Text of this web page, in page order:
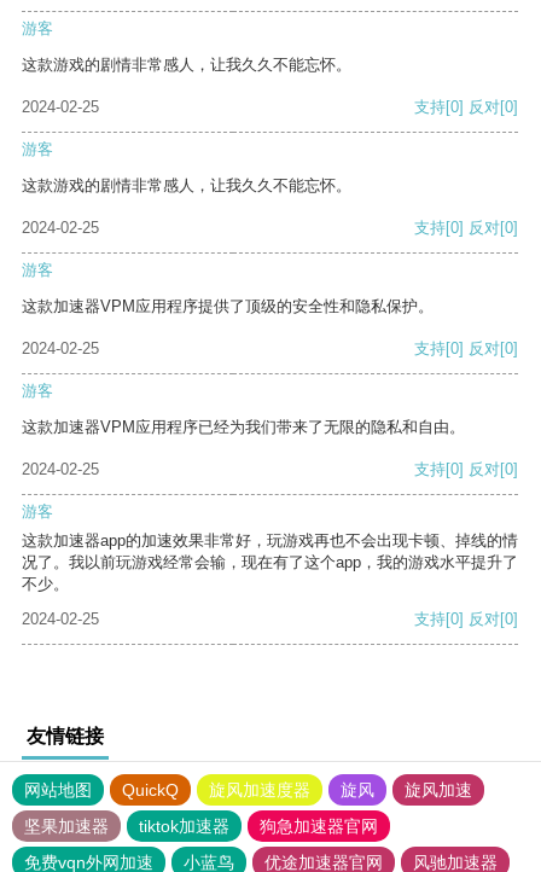
游客
这款游戏的剧情非常感人，让我久久不能忘怀。
2024-02-25 支持[0] 反对[0]
游客
这款游戏的剧情非常感人，让我久久不能忘怀。
2024-02-25 支持[0] 反对[0]
游客
这款加速器VPM应用程序提供了顶级的安全性和隐私保护。
2024-02-25 支持[0] 反对[0]
游客
这款加速器VPM应用程序已经为我们带来了无限的隐私和自由。
2024-02-25 支持[0] 反对[0]
游客
这款加速器app的加速效果非常好，玩游戏再也不会出现卡顿、掉线的情
况了。我以前玩游戏经常会输，现在有了这个app，我的游戏水平提升了
不少。
2024-02-25
支持[0] 反对[0]
友情链接
网站地图 QuickQ 旋风加速度器 旋风
旋风加速
坚果加速器
tiktok加速器
狗急加速器官网
免费vqn外网加速
小蓝鸟 优途加速器官网 风驰加速器